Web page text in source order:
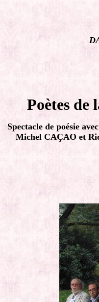
Poètes de
Spectacle de poésie
Michel CAÇAO et